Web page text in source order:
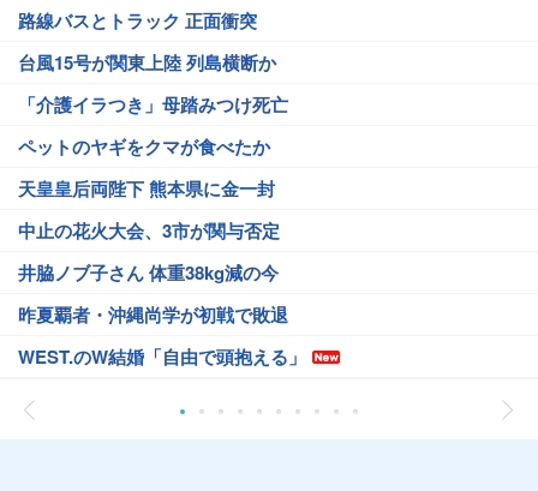
路線バスとトラック 正面衝突
台風15号が関東上陸 列島横断か
「介護イラつき」母踏みつけ死亡
ペットのヤギをクマが食べたか
天皇皇后両陛下 熊本県に金一封
中止の花火大会、3市が関与否定
井脇ノブ子さん 体重38kg減の今
昨夏覇者・沖縄尚学が初戦で敗退
WEST.のW結婚「自由で頭抱える」